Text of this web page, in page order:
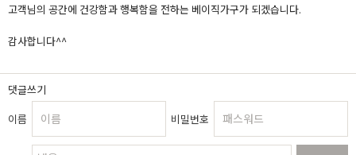
고객님의 공간에 건강함과 행복함을 전하는 베이직가구가 되겠습니다.
감사합니다^^
댓글쓰기
이름
비밀번호